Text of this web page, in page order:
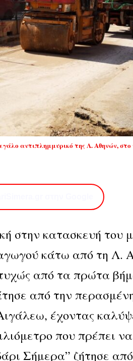
αντιπλημμυρικό της Λ. Αθηνών,
στην κατασκευή του
κάτω από τη Λ.
από τα πρώτα
από την
έχοντας
που πρέπει
Σήμερα” ζήτησε